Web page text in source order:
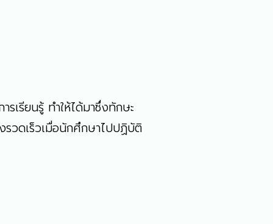
เรียนรู้ ทำให้ได้มาซึ่งทักษะ
รวดเร็วเมื่อนักศึกษาไปปฏิบัติ